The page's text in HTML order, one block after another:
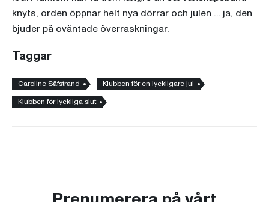
knyts, orden öppnar helt nya dörrar och julen … ja, den
bjuder på oväntade överraskningar.
Taggar
Caroline Säfstrand
Klubben för en lyckligare jul
Klubben för lyckliga slut